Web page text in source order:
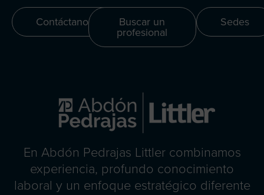
Contáctanos Buscar un
profesional
Sedes
En Abdón Pedrajas Littler combinamos
experiencia, profundo conocimiento
laboral y un enfoque estratégico diferente